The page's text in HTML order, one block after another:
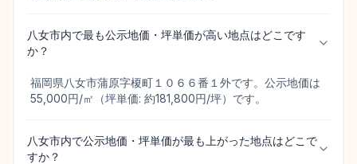
八女市内で最も公示地価・坪単価が高い地点はどこです
か？
福岡県八女市蒲原字榎町１０６６番１外です。公示地価は
55,000円/㎡（坪単価: 約181,800円/坪）です。
八女市内で公示地価・坪単価が最も上がった地点はどこで
すか？